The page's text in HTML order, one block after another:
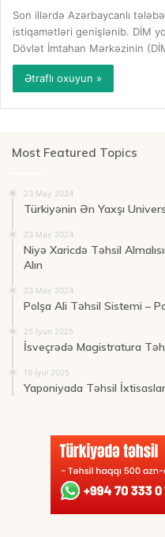
Son illərdə Azərbaycanlı
istiqamətləri genişlənib. DİM
Dövlət İmtahan Mərkəzinin
Ətraflı oxuyun »
Most Featured Topics
23 May 2024
Türkiyənin Ən Yaxşı
23 May 2024
Niyə Xaricdə Təhsil
Alın
23 May 2024
Polşa Ali Təhsil Sistemi –
25 İyun 2025
İsveçrədə Magistratura
10 İyul 2025
Yaponiyada Təhsil